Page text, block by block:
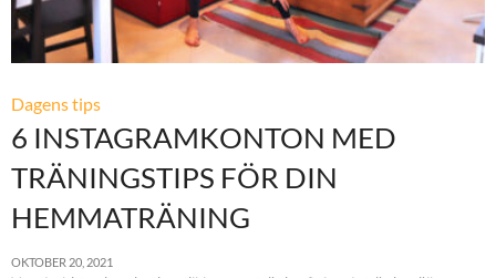
Dagens tips
6 INSTAGRAMKONTON MED
TRÄNINGSTIPS FÖR DIN
HEMMATRÄNING
OKTOBER 20, 2021